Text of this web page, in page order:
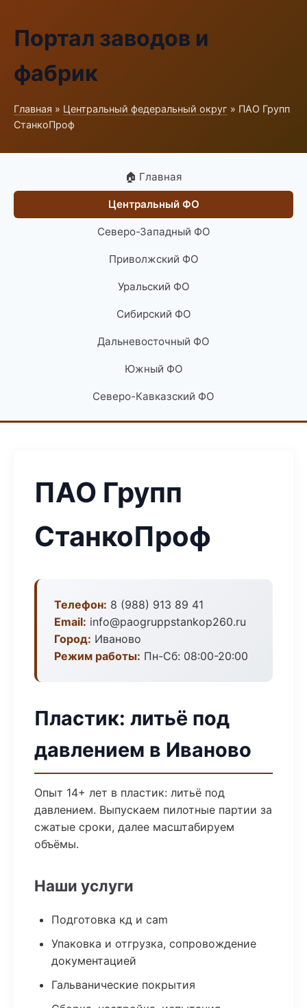
Портал заводов и
фабрик
Главная » Центральный федеральный округ » ПАО Групп
СтанкоПроф
🏠 Главная
Центральный ФО
Северо-Западный ФО
Приволжский ФО
Уральский ФО
Сибирский ФО
Дальневосточный ФО
Южный ФО
Северо-Кавказский ФО
ПАО Групп
СтанкоПроф
Телефон: 8 (988) 913 89 41
Email: info@paogruppstankop260.ru
Город: Иваново
Режим работы: Пн-Сб: 08:00-20:00
Пластик: литьё под
давлением в Иваново
Опыт 14+ лет в пластик: литьё под
давлением. Выпускаем пилотные партии за
сжатые сроки, далее масштабируем
объёмы.
Наши услуги
Подготовка кд и cam
Упаковка и отгрузка, сопровождение
документацией
Гальванические покрытия